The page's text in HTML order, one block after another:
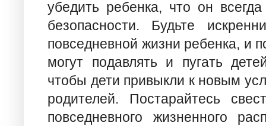
убедить ребенка, что он
безопасности. Будьте
повседневной жизни ребенка, и
могут подавлять и пугать
чтобы дети привыкли к новым
родителей. Постарайтесь
повседневного жизненного